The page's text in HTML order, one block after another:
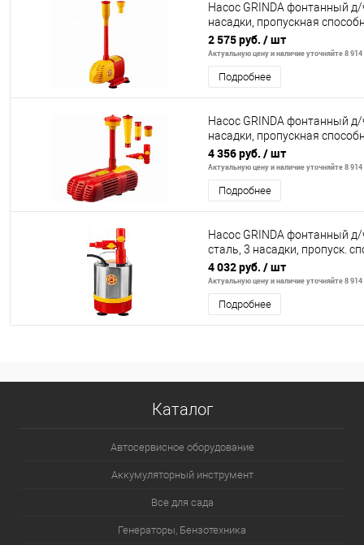
Насос GRINDA фонтанный
насадки, пропускная
подачи воды
2 575 руб. / шт
Актуальную цену и наличие уточняйте 8 914
Подробнее
Насос GRINDA фонтанный
насадки, пропускная
подачи воды
4 356 руб. / шт
Актуальную цену и наличие уточняйте 8 914
Подробнее
Насос GRINDA фонтанный
сталь, 3 насадки, пропуск.
пода
4 032 руб. / шт
Актуальную цену и наличие уточняйте 8 914
Подробнее
Каталог
Автосервисное оборудование
Аккумуляторный инструмент
Все для сада
Генераторы, Бензотехника